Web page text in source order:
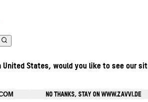
States, would you like to see our
NO THANKS, STAY ON WWW.ZAVVI.DE